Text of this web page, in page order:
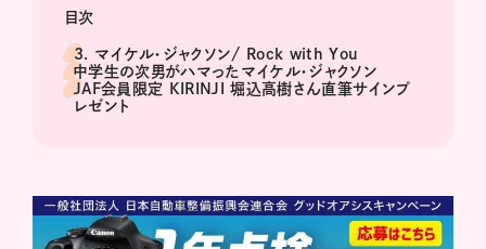
目次
3. マイケル・ジャクソン/ Rock with You
中学生の次男がハマったマイケル・ジャクソン
JAF会員限定 KIRINJI 堀込高樹さん直筆サインプ
レゼント